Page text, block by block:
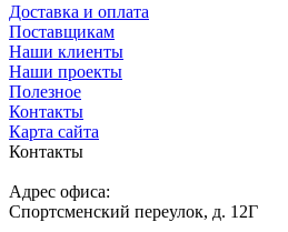
Доставка и оплата
Поставщикам
Наши клиенты
Наши проекты
Полезное
Контакты
Карта сайта
Контакты
Адрес офиса:
Спортсменский переулок, д. 12Г